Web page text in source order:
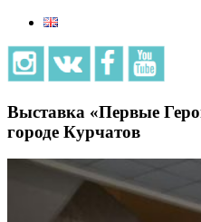
Выставка «Первые
городе Курчатов